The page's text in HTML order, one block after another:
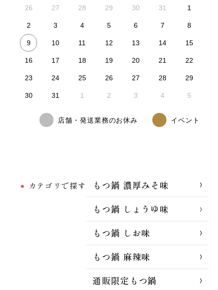
カテゴリで探す
もつ鍋 濃厚みそ味
もつ鍋 しょうゆ味
もつ鍋 しお味
もつ鍋 麻辣味
通販限定もつ鍋
26 27 28 29 30 31 1
2 3 4 5 6 7 8
9 10 11 12 13 14 15
16 17 18 19 20 21 22
23 24 25 26 27 28 29
30 31 1 2 3 4 5
店舗・発送業務のお休み イベント